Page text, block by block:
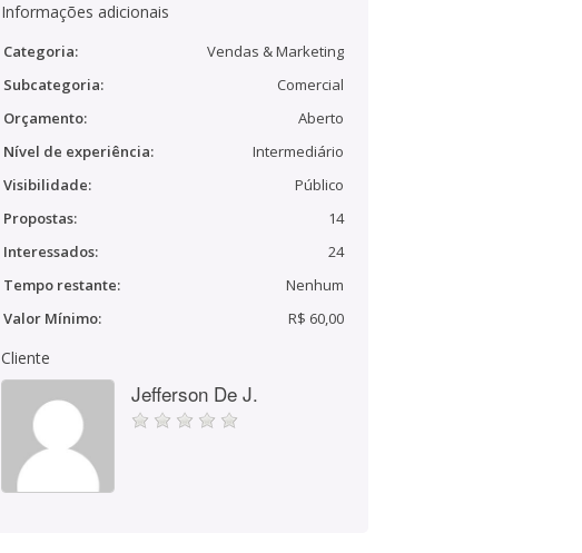
Informações adicionais
Categoria:
Vendas & Marketing
Subcategoria:
Comercial
Orçamento:
Aberto
Nível de experiência:
Intermediário
Visibilidade:
Público
Propostas:
14
Interessados:
24
Tempo restante:
Nenhum
Valor Mínimo:
R$ 60,00
Cliente
Jefferson De J.